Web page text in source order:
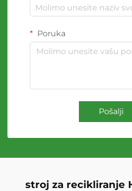
Poruka
Pošalji
stroj za recikliranje